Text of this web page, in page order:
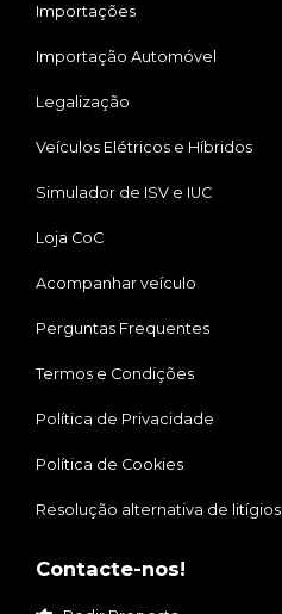
Importações
Importação Automóvel
Legalização
Veículos Elétricos e Híbridos
Simulador de ISV e IUC
Loja CoC
Acompanhar veículo
Perguntas Frequentes
Termos e Condições
Política de Privacidade
Política de Cookies
Resolução alternativa de litígios
Contacte-nos!